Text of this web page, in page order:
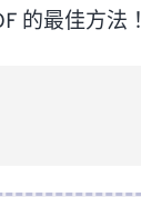
的最佳方法！